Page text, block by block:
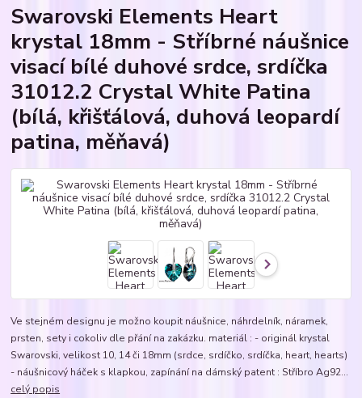
Swarovski Elements Heart
krystal 18mm - Stříbrné náušnice
visací bílé duhové srdce, srdíčka
31012.2 Crystal White Patina
(bílá, křišťálová, duhová leopardí
patina, měňavá)
Ve stejném designu je možno koupit náušnice, náhrdelník, náramek,
prsten, sety i cokoliv dle přání na zakázku. materiál : - originál krystal
Swarovski, velikost 10, 14 či 18mm (srdce, srdíčko, srdíčka, heart, hearts)
- náušnicový háček s klapkou, zapínání na dámský patent : Stříbro Ag92...
celý popis